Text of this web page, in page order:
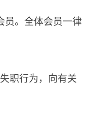
。 全体会员一律
职行为，向有关